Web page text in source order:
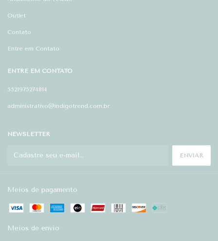
Outlet
Contato
Entre em Contato
ENTRE EM CONTATO
5521975274814
administrativo@indigotrend.com.br
NEWSLETTER
Meios de pagamento
Meios de envio